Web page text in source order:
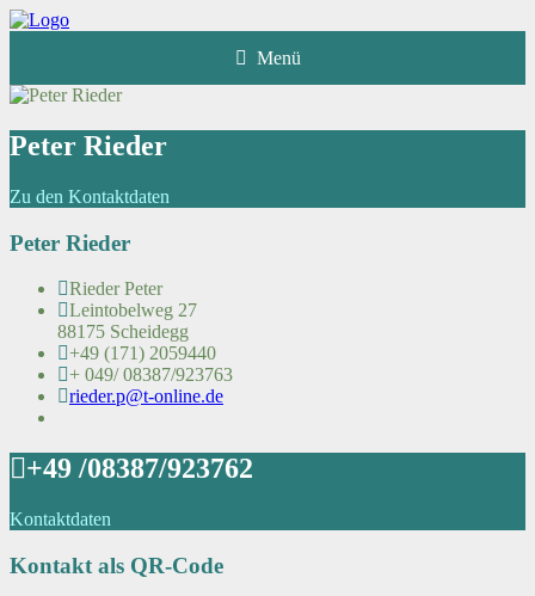
Menü
Peter Rieder
Zu den Kontaktdaten
Peter Rieder
Rieder Peter
Leintobelweg 27
88175 Scheidegg
+49 (171) 2059440
+ 049/ 08387/923763
rieder.p@t-online.de
+49 /08387/923762
Kontaktdaten
Kontakt als QR-Code